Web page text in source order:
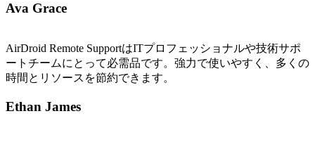
Ava Grace
AirDroid Remote SupportはITプロフェッショナルや技術サポ
ートチームにとって必需品です。強力で使いやすく、多くの
時間とリソースを節約できます。
Ethan James